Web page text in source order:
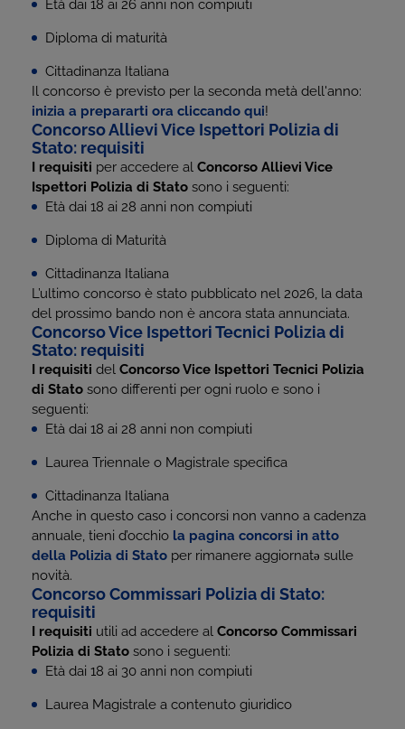
Età dai 18 ai 26 anni non compiuti
Diploma di maturità
Cittadinanza Italiana
Il concorso è previsto per la seconda metà dell'anno:
inizia a prepararti ora cliccando qui!
Concorso Allievi Vice Ispettori Polizia di
Stato: requisiti
I requisiti per accedere al Concorso Allievi Vice
Ispettori Polizia di Stato sono i seguenti:
Età dai 18 ai 28 anni non compiuti
Diploma di Maturità
Cittadinanza Italiana
L’ultimo concorso è stato pubblicato nel 2026, la data
del prossimo bando non è ancora stata annunciata.
Concorso Vice Ispettori Tecnici Polizia di
Stato: requisiti
I requisiti del Concorso Vice Ispettori Tecnici Polizia
di Stato sono differenti per ogni ruolo e sono i
seguenti:
Età dai 18 ai 28 anni non compiuti
Laurea Triennale o Magistrale specifica
Cittadinanza Italiana
Anche in questo caso i concorsi non vanno a cadenza
annuale, tieni d’occhio la pagina concorsi in atto
della Polizia di Stato per rimanere aggiornatə sulle
novità.
Concorso Commissari Polizia di Stato:
requisiti
I requisiti utili ad accedere al Concorso Commissari
Polizia di Stato sono i seguenti:
Età dai 18 ai 30 anni non compiuti
Laurea Magistrale a contenuto giuridico